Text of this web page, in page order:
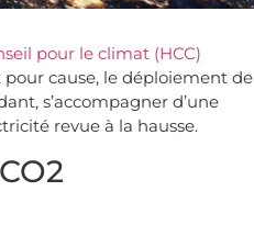
pour le climat (HCC)
cause, le déploiement de
s’accompagner d’une
revue à la hausse.